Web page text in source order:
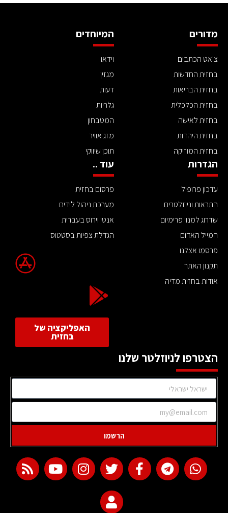
מדורים
צ'אט הכתבים
בחזית החדשות
בחזית הבריאות
בחזית הכלכלית
בחזית לאישה
בחזית היהדות
בחזית המוזיקה
המיוחדים
וידאו
מגזין
דעות
גלריות
המטבחון
מזג אוויר
תוכן שיווקי
הגדרות
עדכון פרופיל
התראות וניוזלטרים
שדרוג למנוי פרימיום
המייל האדום
פרסמו אצלנו
תקנון האתר
אודות בחזית מדיה
עוד ..
פרסום בחזית
מערכת ניהול לידים
אנטי וירוס בעברית
הגדלת צפיות בסטטוס
האפליקציה של
בחזית
הצטרפו לניוזלטר שלנו
הרשמו